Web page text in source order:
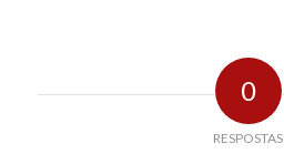
0
RESPOSTAS